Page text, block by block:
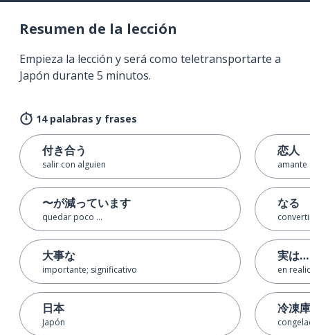
Resumen de la lección
Empieza la lección y será como teletransportarte a
Japón durante 5 minutos.
14 palabras y frases
付き合う
salir con alguien
〜が減っています
quedar poco ...
大事な
importante; significativo
日本
Japón
恋人
amante
なる
実は…
en
冷凍庫